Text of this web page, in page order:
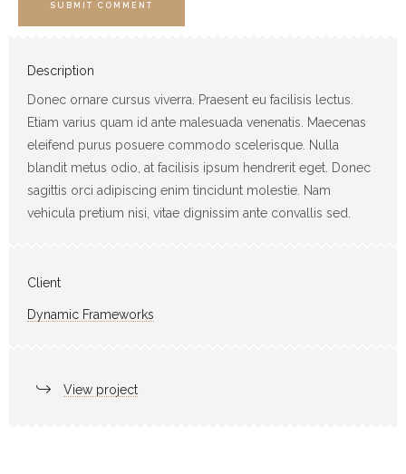
SUBMIT COMMENT
Description
Donec ornare cursus viverra. Praesent eu facilisis lectus.
Etiam varius quam id ante malesuada venenatis. Maecenas
eleifend purus posuere commodo scelerisque. Nulla
blandit metus odio, at facilisis ipsum hendrerit eget. Donec
sagittis orci adipiscing enim tincidunt molestie. Nam
vehicula pretium nisi, vitae dignissim ante convallis sed.
Client
Dynamic Frameworks
View project